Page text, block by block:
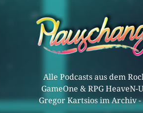
Alle Podcasts aus dem
GameOne & RPG HeaveN-
Gregor Kartsios im Archiv